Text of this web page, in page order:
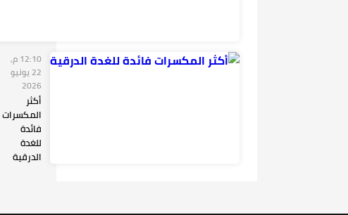
12:10 م,
22 يونيو
2026
أكثر
المكسرات
فائدة
للغدة
الدرقية